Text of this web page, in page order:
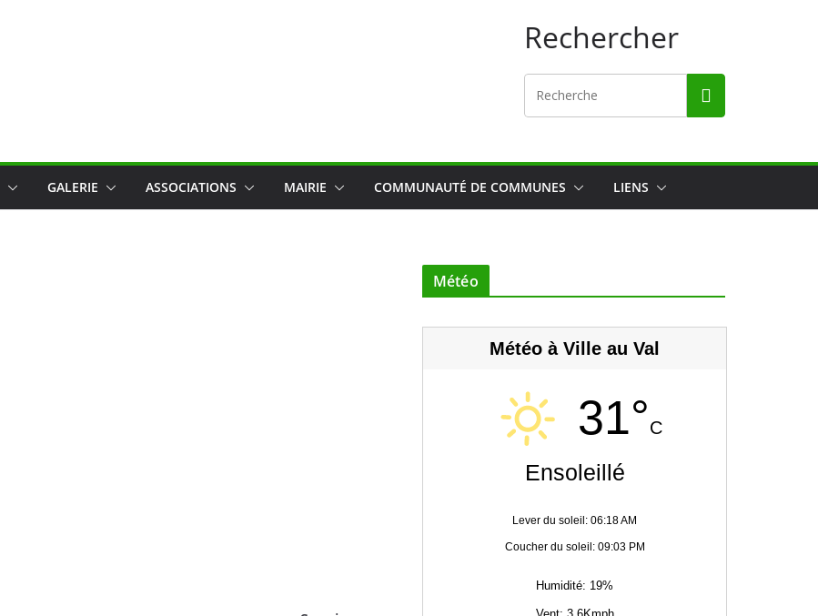
Rechercher
GALERIE ASSOCIATIONS MAIRIE COMMUNAUTÉ DE COMMUNES LIENS
Météo
Météo à Ville au Val
31°C
Ensoleillé
Lever du soleil: 06:18 AM
Coucher du soleil: 09:03 PM
Humidité: 19%